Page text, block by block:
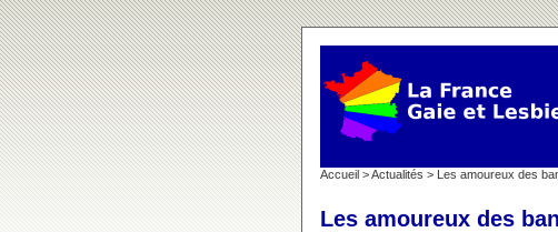
Accueil >Actualités > Les amoureux des
Les amoureux des